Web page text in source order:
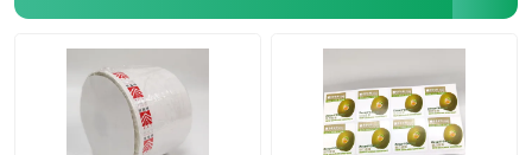
Hubungi kami
Berita